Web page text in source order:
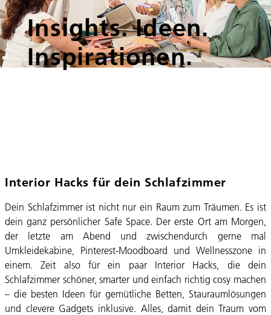
Insights. Ideen.
Inspirationen.
Interior Hacks für dein Schlafzimmer
Dein Schlafzimmer ist nicht nur ein Raum zum Träumen. Es ist
dein ganz persönlicher Safe Space. Der erste Ort am Morgen,
der letzte am Abend und zwischendurch gerne mal
Umkleidekabine, Pinterest-Moodboard und Wellnesszone in
einem. Zeit also für ein paar Interior Hacks, die dein
Schlafzimmer schöner, smarter und einfach richtig cosy machen
– die besten Ideen für gemütliche Betten, Stauraumlösungen
und clevere Gadgets inklusive. Alles, damit dein Traum vom